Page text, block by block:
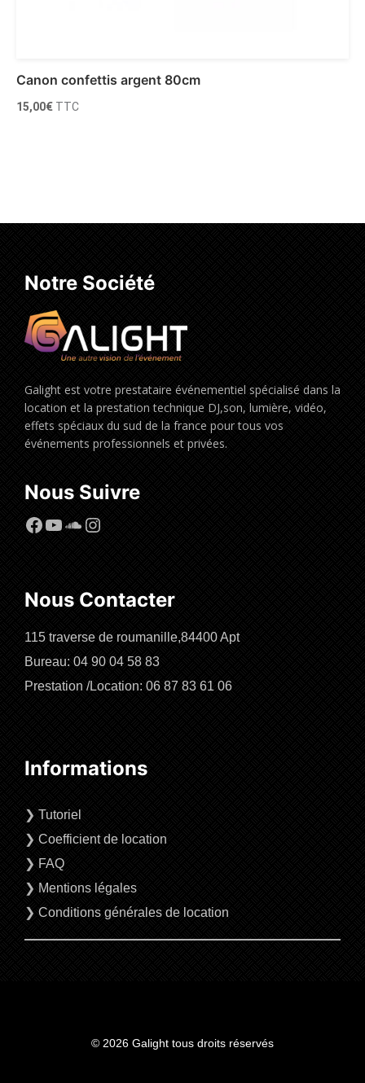
Canon confettis argent 80cm
15,00€ TTC
Notre Société
Galight est votre prestataire événementiel spécialisé dans la
location et la prestation technique DJ,son, lumière, vidéo,
effets spéciaux du sud de la france pour tous vos
événements professionnels et privées.
Nous Suivre
Facebook
YouTube
SoundCloud
Instagram
Nous Contacter
115 traverse de roumanille,84400 Apt
Bureau: 04 90 04 58 83
Prestation /Location: 06 87 83 61 06
Informations
❯ Tutoriel
❯ Coefficient de location
❯ FAQ
❯ Mentions légales
❯ Conditions générales de location
© 2026 Galight tous droits réservés